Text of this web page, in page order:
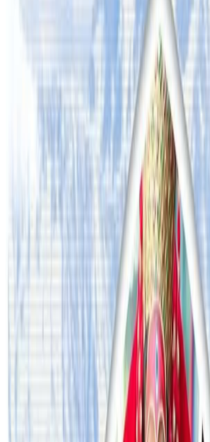
यस वेवसाइटमा प्रकाशित समाचार, विचार र
प्रतिक्रिया, गुनासो, सुझाव र सल्लाह छन् भने
पठाउनुहोला । तपाईंको सहयोगले हामीलाई
टेवा पुग्नेछ । सम्पर्क इमेल :
प्रतिक्रिया दिनुहोस
टिप्पणीहरू लोड हुँदैछ…
सम्बन्धित समाचार
अष्ट्रेलियामा नर्सको तलब पाँचौं
अस्ट्रेलियामा विवाह घट्यो, बढ्यो
थापाथलीबाट अष्ट्रेलियाका घरको